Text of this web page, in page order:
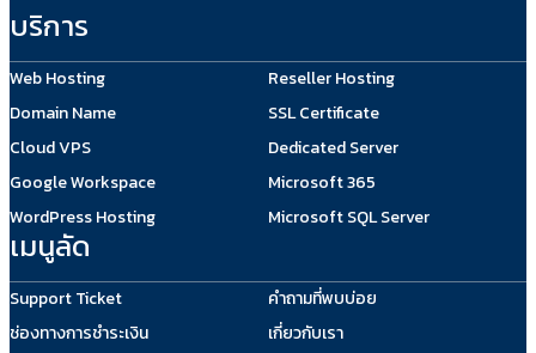
บริการ
Web Hosting
Domain Name
Cloud VPS
Google Workspace
WordPress Hosting
Reseller Hosting
SSL Certificate
Dedicated Server
Microsoft 365
Microsoft SQL Server
เมนูลัด
Support Ticket
ช่องทางการชำระเงิน
คำถามที่พบบ่อย
เกี่ยวกับเรา